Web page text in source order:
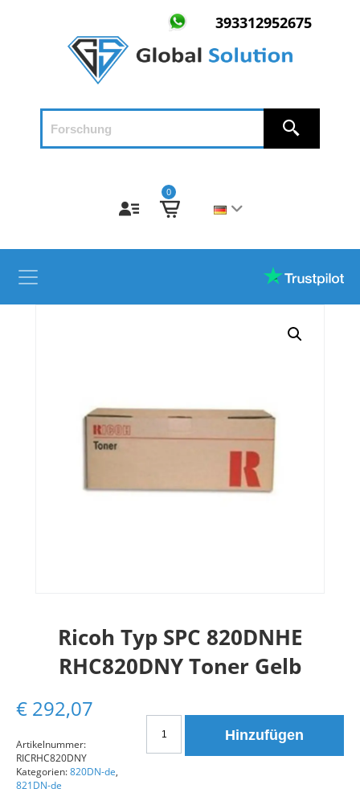
393312952675
0
Ricoh Typ SPC 820DNHE
RHC820DNY Toner Gelb
€ 292,07
Typ
Hinzufügen
Artikelnummer:
RICRHC820DNY
Kategorien:820DN-de,
821DN-de